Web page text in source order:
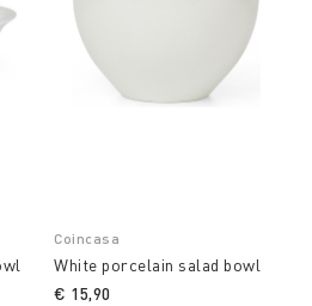
Coincasa
White porcelain salad bowl
€ 15,90